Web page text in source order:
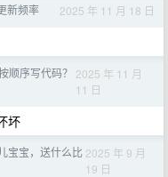
新频率 2025 年 11 月 18 日
顺序写代码？ 2025 年 11 月
11 日
坏
宝宝，送什么比 2025 年 9 月
19 日